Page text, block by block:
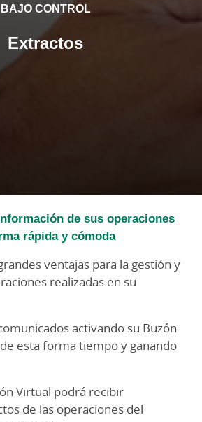
BAJO CONTROL
Extractos
de sus operaciones
rápida y cómoda
ventajas para la gestión y
realizadas en su
activando su Buzón
esta forma tiempo y ganando
Virtual podrá recibir
de las operaciones del